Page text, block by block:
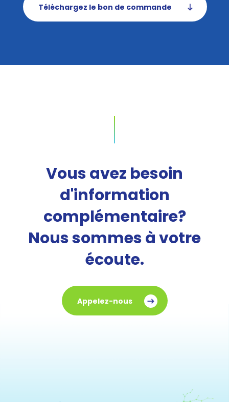
Téléchargez le bon de commande
Vous avez besoin
d'information
complémentaire?
Nous sommes à votre
écoute.
Appelez-nous